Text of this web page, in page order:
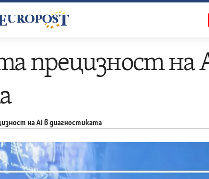
прецизност на
на AI в диагностиката